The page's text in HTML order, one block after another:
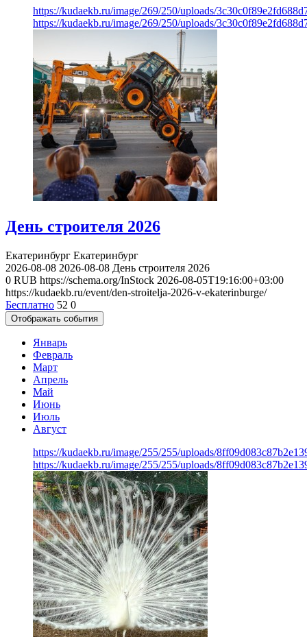
https://kudaekb.ru/image/269/250/uploads/
https://kudaekb.ru/image/269/250/uploads/
День строителя 2026
Екатеринбург Екатеринбург
2026-08-08 2026-08-08 День строителя 2026
0 RUB https://schema.org/InStock 2026-08-05T19:16:00+03:00
https://kudaekb.ru/event/den-stroitelja-2026-v-ekaterinburge/
Бесплатно 52 0
Отображать события
Январь
Февраль
Март
Апрель
Май
Июнь
Июль
Август
https://kudaekb.ru/image/255/255/uploads/
https://kudaekb.ru/image/255/255/uploads/